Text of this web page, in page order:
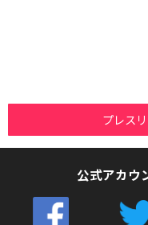
プレス
公式アカウ